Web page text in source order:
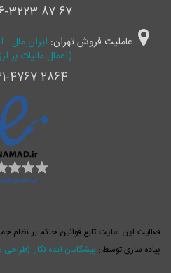
3223 87 67
عاملیت فروش تهران:
(اعمال مالیات بر
4767 2864
فعالیت این سایت تابع قوانین حاکم بر نظام
پیاده سازی توسط : پیشگامان ایده نگار (طراحی